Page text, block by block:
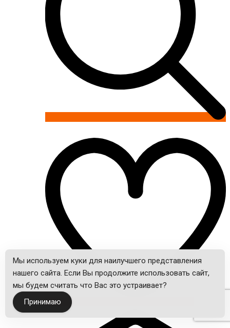
Мы используем куки для наилучшего представления
нашего сайта. Если Вы продолжите использовать сайт,
мы будем считать что Вас это устраивает?
Принимаю